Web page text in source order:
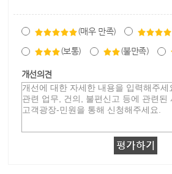
(매우 만족)
(보통) (불만족)
개선의견